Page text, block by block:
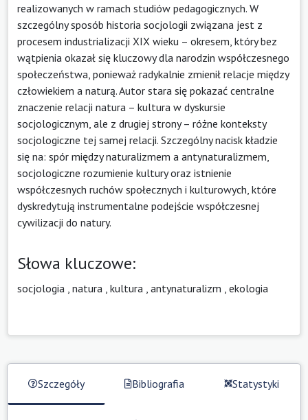
realizowanych w ramach studiów pedagogicznych. W
szczególny sposób historia socjologii związana jest z
procesem industrializacji XIX wieku – okresem, który bez
wątpienia okazał się kluczowy dla narodzin współczesnego
społeczeństwa, ponieważ radykalnie zmienił relacje między
człowiekiem a naturą. Autor stara się pokazać centralne
znaczenie relacji natura – kultura w dyskursie
socjologicznym, ale z drugiej strony – różne konteksty
socjologiczne tej samej relacji. Szczególny nacisk kładzie
się na: spór między naturalizmem a antynaturalizmem,
socjologiczne rozumienie kultury oraz istnienie
współczesnych ruchów społecznych i kulturowych, które
dyskredytują instrumentalne podejście współczesnej
cywilizacji do natury.
Słowa kluczowe:
socjologia natura kultura antynaturalizm ekologia
Szczegóły Bibliografia Statystyki